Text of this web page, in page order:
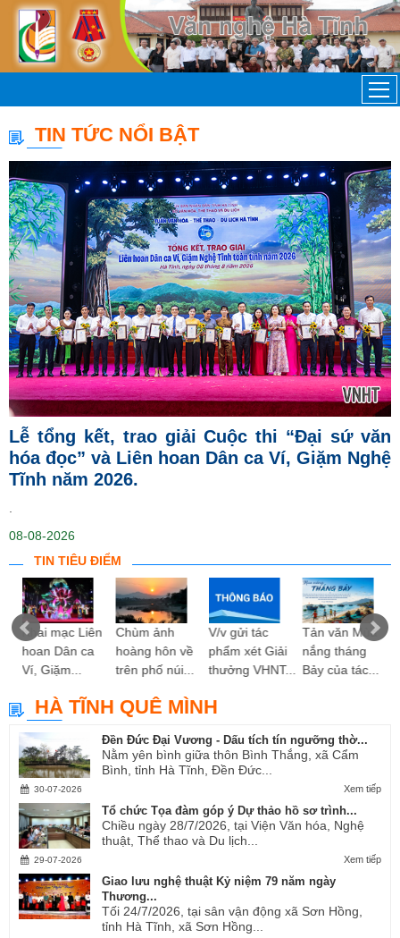
TIN TỨC NỔI BẬT
Lễ tổng kết, trao giải Cuộc thi “Đại sứ văn
hóa đọc” và Liên hoan Dân ca Ví, Giặm Nghệ
Tĩnh năm 2026.
08-08-2026
TIN TIÊU ĐIỂM
Khai mạc Liên
hoan Dân ca
Ví, Giặm...
Chùm ảnh
hoàng hôn về
trên phố núi...
V/v gửi tác
phẩm xét Giải
thưởng VHNT...
Tản văn Mùa
nắng tháng
Bảy của tác...
HÀ TĨNH QUÊ MÌNH
Đền Đức Đại Vương - Dấu tích tín ngưỡng thờ...
Nằm yên bình giữa thôn Bình Thắng, xã Cẩm
Bình, tỉnh Hà Tĩnh, Đền Đức...
Xem tiếp
30-07-2026
Tổ chức Tọa đàm góp ý Dự thảo hồ sơ trình...
Chiều ngày 28/7/2026, tại Viện Văn hóa, Nghệ
thuật, Thể thao và Du lịch...
Xem tiếp
29-07-2026
Giao lưu nghệ thuật Kỷ niệm 79 năm ngày
Thương...
Tối 24/7/2026, tại sân vận động xã Sơn Hồng,
tỉnh Hà Tĩnh, xã Sơn Hồng...